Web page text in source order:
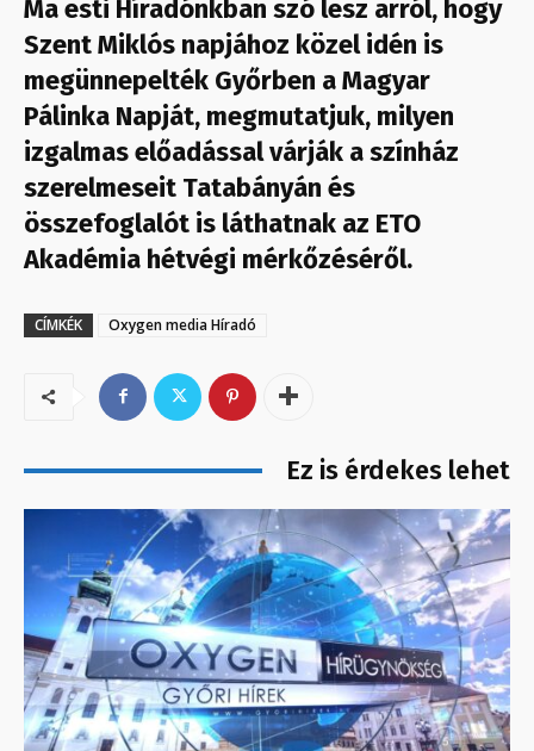
Ma esti Híradónkban szó lesz arról, hogy
Szent Miklós napjához közel idén is
megünnepelték Győrben a Magyar
Pálinka Napját, megmutatjuk, milyen
izgalmas előadással várják a színház
szerelmeseit Tatabányán és
összefoglalót is láthatnak az ETO
Akadémia hétvégi mérkőzéséről.
CÍMKÉK Oxygen media Híradó
Ez is érdekes lehet